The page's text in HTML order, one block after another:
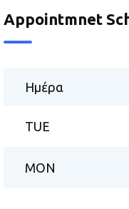
Appointmnet
Ημέρα
TUE
MON